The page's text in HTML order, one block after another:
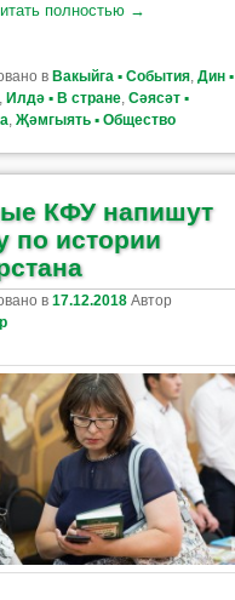
полностью →
в Вакыйга ▪ События, Дин ▪
Илдә ▪ В стране, Сәясәт ▪
Җәмгыять ▪ Общество
КФУ напишут
по истории
в 17.12.2018 Автор